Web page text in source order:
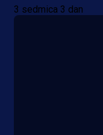
3 sedmica 3 dan